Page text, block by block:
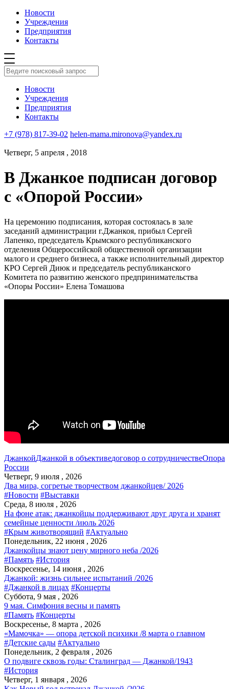
Новости
Учреждения
Предприятия
Контакты
Новости
Учреждения
Предприятия
Контакты
+7 (978) 817-39-02 helen-mama.mironova@yandex.ru
Четверг, 5 апреля , 2018
В Джанкое подписан договор
с «Опорой России»
На церемонию подписания, которая состоялась в зале
заседаний администрации г.Джанкоя, прибыл Сергей
Лапенко, председатель Крымского республиканского
отделения Общероссийской общественной организации
малого и среднего бизнеса, а также исполнительный директор
КРО Сергей Диюк и председатель республиканского
Комитета по развитию женского предпринимательства
«Опоры России» Елена Томашова
ДжанкойДжанкой в объективедоговор о сотрудничествеОпора
России
Четверг, 9 июля , 2026
Два мира, согретые творчеством джанкойцев/ 2026
#Новости #Выставки
Среда, 8 июля , 2026
На фоне атак: джанкойцы поддерживают друг друга и хранят
семейные ценности /июль 2026
#Крым животворящий #Актуально
Понедельник, 22 июня , 2026
Джанкойцы знают цену мирного неба /2026
#Память #История
Воскресенье, 14 июня , 2026
Джанкой: жизнь сильнее испытаний /2026
#Джанкой в лицах #Концерты
Суббота, 9 мая , 2026
9 мая. Симфония весны и память
#Память #Концерты
Воскресенье, 8 марта , 2026
«Мамочка» — опора детской психики /8 марта о главном
#Детские сады #Актуально
Понедельник, 2 февраля , 2026
О подвиге сквозь годы: Сталинград — Джанкой/1943
#История
Четверг, 1 января , 2026